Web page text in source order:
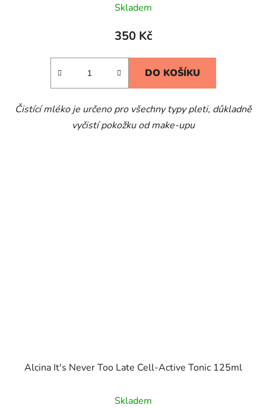
Skladem
350 Kč
DO KOŠÍKU
Čistící mléko je určeno pro všechny typy pleti, důkladně
vyčistí pokožku od make-upu
Alcina It's Never Too Late Cell-Active Tonic 125ml
Skladem